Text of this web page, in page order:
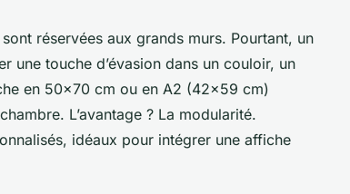
réservées aux grands murs. Pourtant, un
touche d’évasion dans un couloir, un
en 50x70 cm ou en A2 (42x59 cm)
L’avantage ? La modularité.
idéaux pour intégrer une affiche